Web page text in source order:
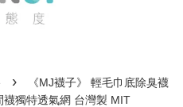
›
《MJ襪子》 輕毛巾底除臭襪
獨特透氣網 台灣製 MIT